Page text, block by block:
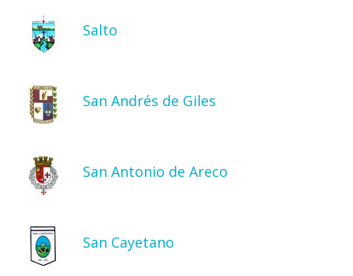
Salto
San Andrés de Giles
San Antonio de Areco
San Cayetano